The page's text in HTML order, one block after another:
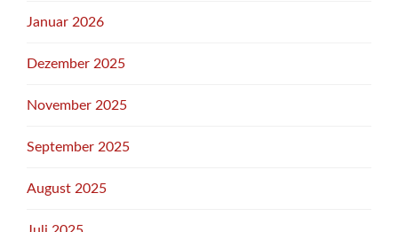
Januar 2026
Dezember 2025
November 2025
September 2025
August 2025